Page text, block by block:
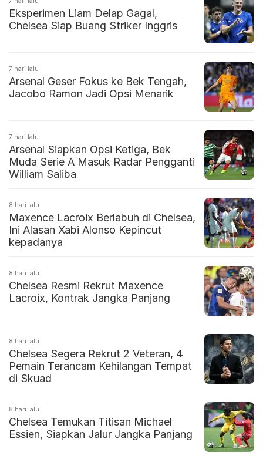
Eksperimen Liam Delap Gagal,
Chelsea Siap Buang Striker Inggris
7 hari lalu
Arsenal Geser Fokus ke Bek Tengah,
Jacobo Ramon Jadi Opsi Menarik
7 hari lalu
Arsenal Siapkan Opsi Ketiga, Bek
Muda Serie A Masuk Radar Pengganti
William Saliba
8 hari lalu
Maxence Lacroix Berlabuh di Chelsea,
Ini Alasan Xabi Alonso Kepincut
kepadanya
8 hari lalu
Chelsea Resmi Rekrut Maxence
Lacroix, Kontrak Jangka Panjang
8 hari lalu
Chelsea Segera Rekrut 2 Veteran, 4
Pemain Terancam Kehilangan Tempat
di Skuad
8 hari lalu
Chelsea Temukan Titisan Michael
Essien, Siapkan Jalur Jangka Panjang